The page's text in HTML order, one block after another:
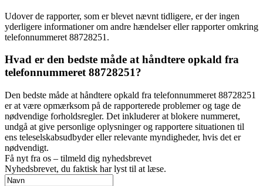
Udover de rapporter, som er blevet nævnt tidligere, er der ingen
yderligere informationer om andre hændelser eller rapporter omkring
telefonnummeret 88728251.
Hvad er den bedste måde at håndtere opkald fra
telefonnummeret 88728251?
Den bedste måde at håndtere opkald fra telefonnummeret 88728251
er at være opmærksom på de rapporterede problemer og tage de
nødvendige forholdsregler. Det inkluderer at blokere nummeret,
undgå at give personlige oplysninger og rapportere situationen til
ens teleselskabsudbyder eller relevante myndigheder, hvis det er
nødvendigt.
Få nyt fra os – tilmeld dig nyhedsbrevet
Nyhedsbrevet, du faktisk har lyst til at læse.